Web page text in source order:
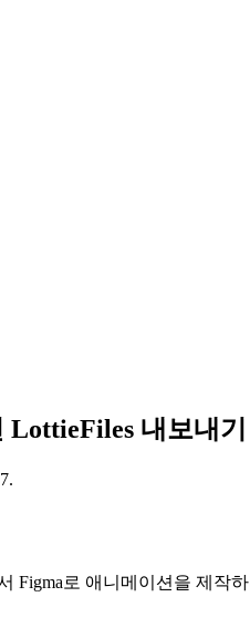
내보내기
Figma로 애니메이션을 제작